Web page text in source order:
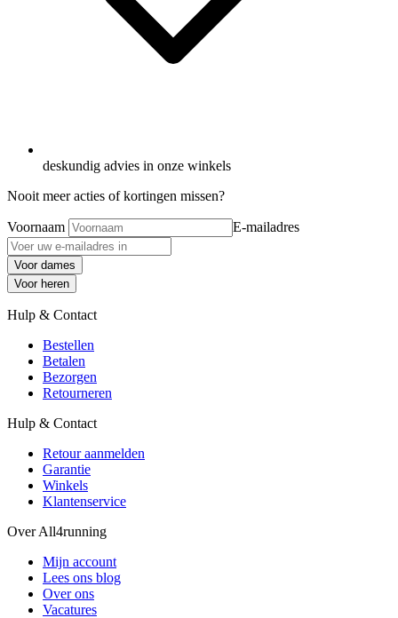
deskundig advies in onze winkels
Nooit meer acties of kortingen missen?
Voornaam E-mailadres
Voor dames
Voor heren
Hulp & Contact
Bestellen
Betalen
Bezorgen
Retourneren
Hulp & Contact
Retour aanmelden
Garantie
Winkels
Klantenservice
Over All4running
Mijn account
Lees ons blog
Over ons
Vacatures